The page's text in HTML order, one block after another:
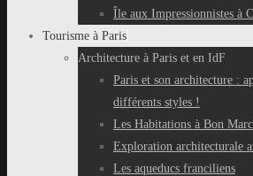
Île aux Impressionnistes à
Tourisme à Paris
Architecture à Paris et en IdF
Paris et son architecture :
différents styles !
Les Habitations à Bon
Exploration architecturale
Les aqueducs franciliens